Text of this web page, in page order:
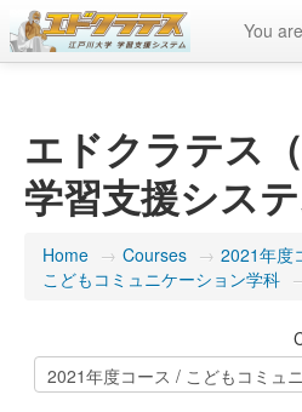
You
エドクラテス
学習支援システ
Home → Courses → 2021年度
こどもコミュニケーション学科